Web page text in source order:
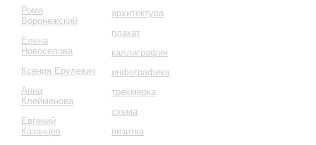
Рома
Воронежский
Елена
Новоселова
Ксения Ерулевич
Анна
Клейменова
Евгений
Казанцев
архитектура
плакат
каллиграфия
инфографика
трехмерка
схема
визитка